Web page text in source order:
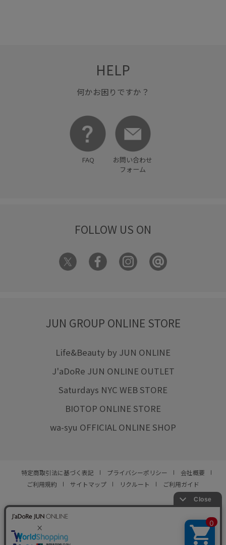
HELP
何かお困りですか？
FAQ
お問い合わせ
フォーム
FOLLOW US ON
JUN GROUP ONLINE STORE
Life&Beauty by JUN ONLINE
J'aDoRe JUN ONLINE OUTLET
Saturdays NYC WEB STORE
BIOTOP ONLINE STORE
wa-syu OFFICIAL ONLINE SHOP
特定商取引法に基づく表記 プライバシーポリシー
会社概要
ご利用規約
サイトマップ リクルート ご利用ガイド
© JUN CO.,LTD. ALL RIGHTS RESERVED.